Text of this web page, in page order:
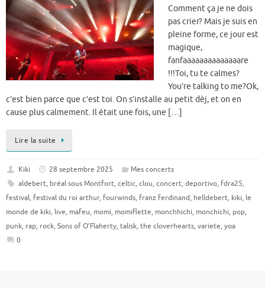
Comment ça je ne dois
pas crier? Mais je suis en
pleine forme, ce jour est
magique,
fanfaaaaaaaaaaaaaare
!!!Toi, tu te calmes?
You’re talking to me?Ok,
c’est bien parce que c’est toi. On s’installe au petit dèj, et on en
cause plus calmement. Il était une fois, une […]
Lire la suite
Kiki 28 septembre 2025
Mes concerts
aldebert, bréal sous Montfort, celtic, clou, concert, deportivo, fdra25,
festival, festival du roi arthur, fourwinds, franz ferdinand, helldebert, kiki, le
monde de kiki, live, mafeu, momi, momiflette, monchhichi, monchichi, pop,
punk, rap, rock, Sons of O'Flaherty, talisk, the cloverhearts, variete, yoa
0